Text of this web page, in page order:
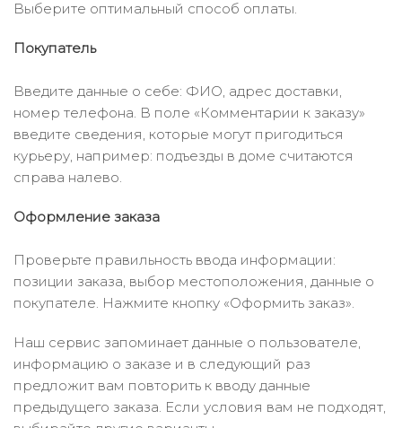
Выберите оптимальный способ оплаты.
Покупатель
Введите данные о себе: ФИО, адрес доставки,
номер телефона. В поле «Комментарии к заказу»
введите сведения, которые могут пригодиться
курьеру, например: подъезды в доме считаются
справа налево.
Оформление заказа
Проверьте правильность ввода информации:
позиции заказа, выбор местоположения, данные о
покупателе. Нажмите кнопку «Оформить заказ».
Наш сервис запоминает данные о пользователе,
информацию о заказе и в следующий раз
предложит вам повторить к вводу данные
предыдущего заказа. Если условия вам не подходят,